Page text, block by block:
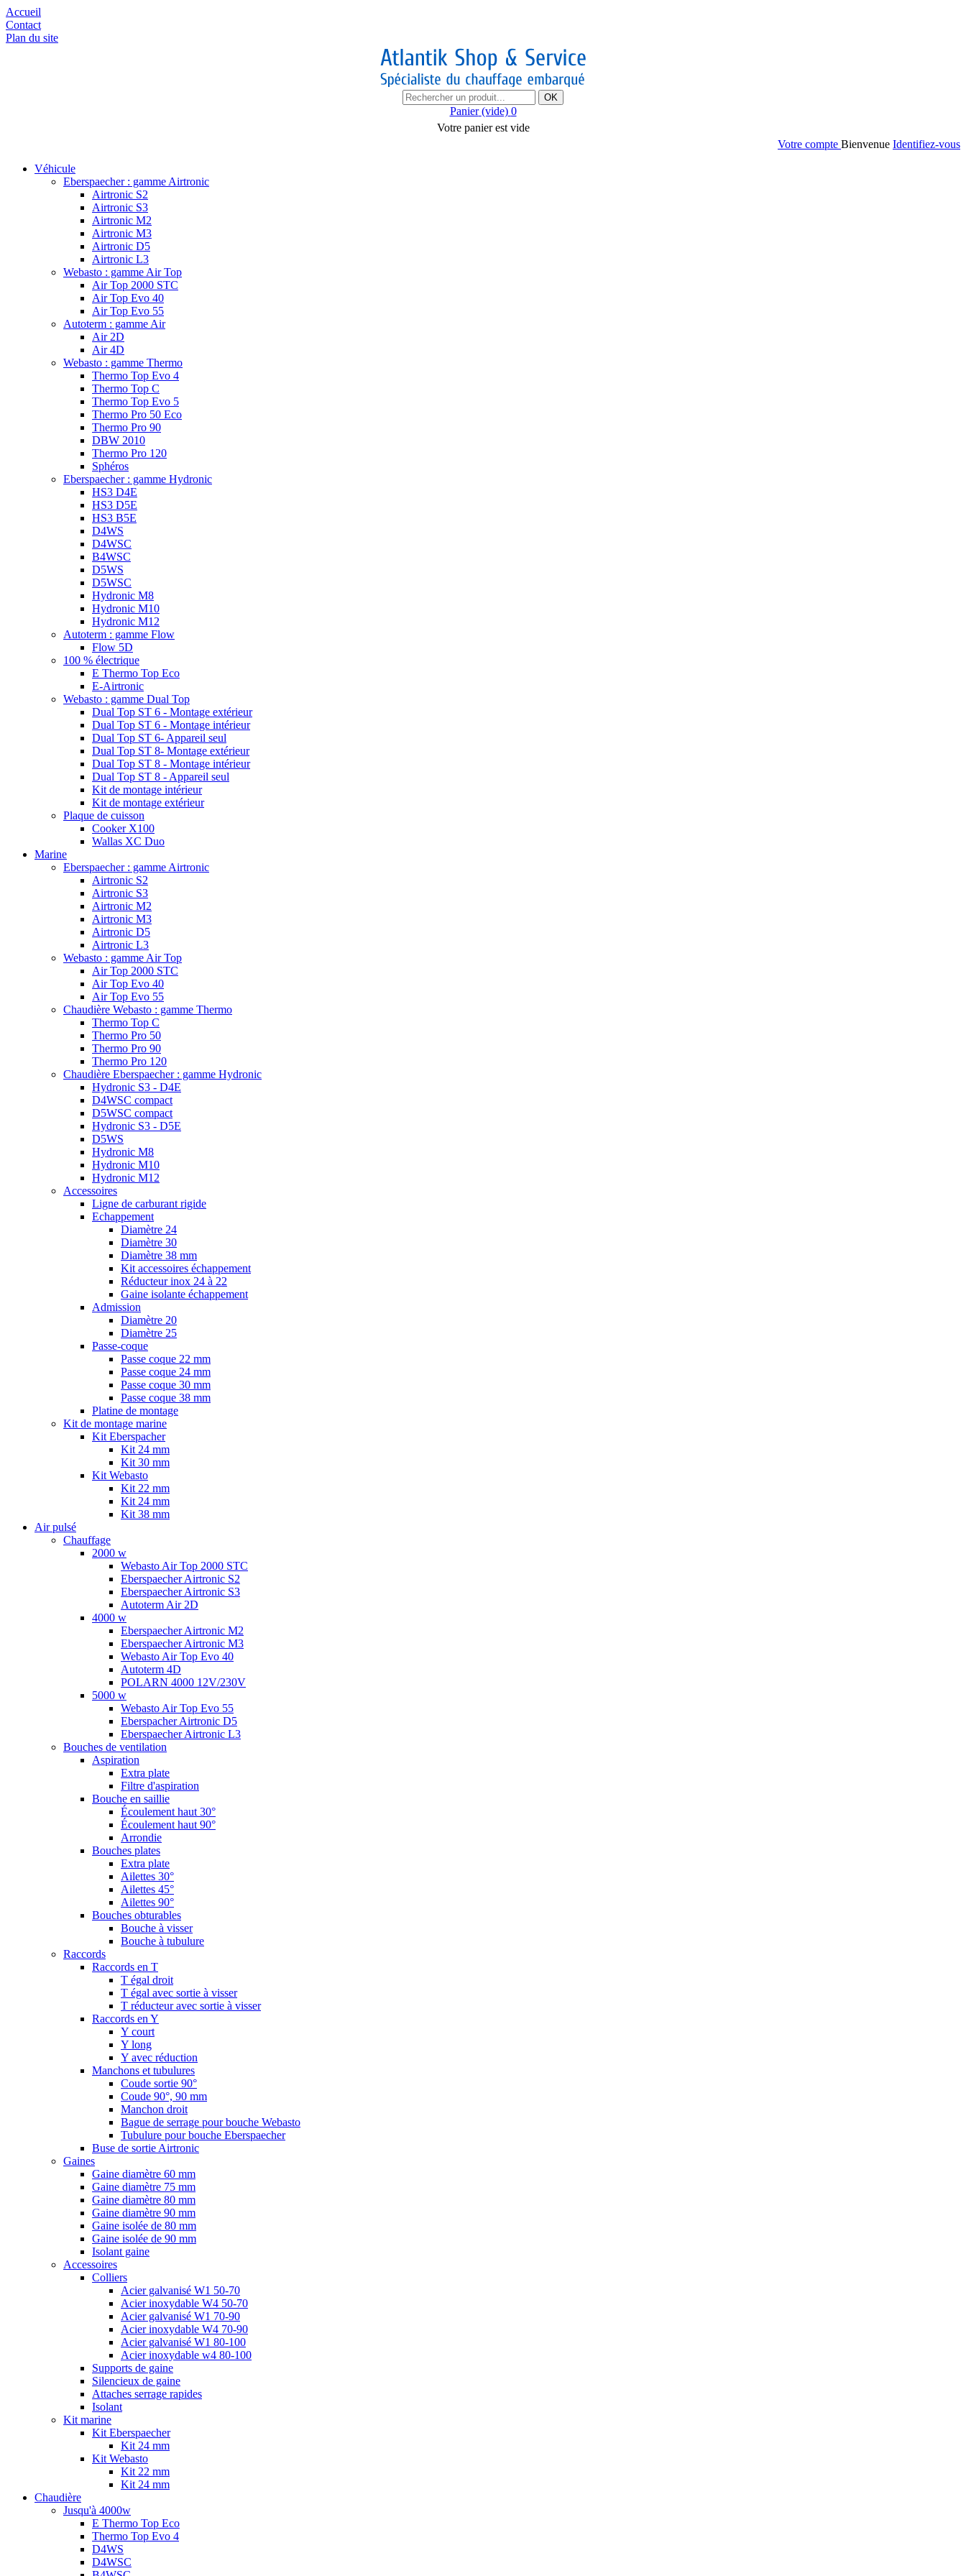
Accueil
Contact
Plan du site
OK
Panier (vide) 0
Votre panier est vide
Votre compte Bienvenue Identifiez-vous
Véhicule
Eberspaecher : gamme Airtronic
Airtronic S2
Airtronic S3
Airtronic M2
Airtronic M3
Airtronic D5
Airtronic L3
Webasto : gamme Air Top
Air Top 2000 STC
Air Top Evo 40
Air Top Evo 55
Autoterm : gamme Air
Air 2D
Air 4D
Webasto : gamme Thermo
Thermo Top Evo 4
Thermo Top C
Thermo Top Evo 5
Thermo Pro 50 Eco
Thermo Pro 90
DBW 2010
Thermo Pro 120
Sphéros
Eberspaecher : gamme Hydronic
HS3 D4E
HS3 D5E
HS3 B5E
D4WS
D4WSC
B4WSC
D5WS
D5WSC
Hydronic M8
Hydronic M10
Hydronic M12
Autoterm : gamme Flow
Flow 5D
100 % électrique
E Thermo Top Eco
E-Airtronic
Webasto : gamme Dual Top
Dual Top ST 6 - Montage extérieur
Dual Top ST 6 - Montage intérieur
Dual Top ST 6- Appareil seul
Dual Top ST 8- Montage extérieur
Dual Top ST 8 - Montage intérieur
Dual Top ST 8 - Appareil seul
Kit de montage intérieur
Kit de montage extérieur
Plaque de cuisson
Cooker X100
Wallas XC Duo
Marine
Eberspaecher : gamme Airtronic
Airtronic S2
Airtronic S3
Airtronic M2
Airtronic M3
Airtronic D5
Airtronic L3
Webasto : gamme Air Top
Air Top 2000 STC
Air Top Evo 40
Air Top Evo 55
Chaudière Webasto : gamme Thermo
Thermo Top C
Thermo Pro 50
Thermo Pro 90
Thermo Pro 120
Chaudière Eberspaecher : gamme Hydronic
Hydronic S3 - D4E
D4WSC compact
D5WSC compact
Hydronic S3 - D5E
D5WS
Hydronic M8
Hydronic M10
Hydronic M12
Accessoires
Ligne de carburant rigide
Echappement
Diamètre 24
Diamètre 30
Diamètre 38 mm
Kit accessoires échappement
Réducteur inox 24 à 22
Gaine isolante échappement
Admission
Diamètre 20
Diamètre 25
Passe-coque
Passe coque 22 mm
Passe coque 24 mm
Passe coque 30 mm
Passe coque 38 mm
Platine de montage
Kit de montage marine
Kit Eberspacher
Kit 24 mm
Kit 30 mm
Kit Webasto
Kit 22 mm
Kit 24 mm
Kit 38 mm
Air pulsé
Chauffage
2000 w
Webasto Air Top 2000 STC
Eberspaecher Airtronic S2
Eberspaecher Airtronic S3
Autoterm Air 2D
4000 w
Eberspaecher Airtronic M2
Eberspaecher Airtronic M3
Webasto Air Top Evo 40
Autoterm 4D
POLARN 4000 12V/230V
5000 w
Webasto Air Top Evo 55
Eberspacher Airtronic D5
Eberspaecher Airtronic L3
Bouches de ventilation
Aspiration
Extra plate
Filtre d'aspiration
Bouche en saillie
Écoulement haut 30°
Écoulement haut 90°
Arrondie
Bouches plates
Extra plate
Ailettes 30°
Ailettes 45°
Ailettes 90°
Bouches obturables
Bouche à visser
Bouche à tubulure
Raccords
Raccords en T
T égal droit
T égal avec sortie à visser
T réducteur avec sortie à visser
Raccords en Y
Y court
Y long
Y avec réduction
Manchons et tubulures
Coude sortie 90°
Coude 90°, 90 mm
Manchon droit
Bague de serrage pour bouche Webasto
Tubulure pour bouche Eberspaecher
Buse de sortie Airtronic
Gaines
Gaine diamètre 60 mm
Gaine diamètre 75 mm
Gaine diamètre 80 mm
Gaine diamètre 90 mm
Gaine isolée de 80 mm
Gaine isolée de 90 mm
Isolant gaine
Accessoires
Colliers
Acier galvanisé W1 50-70
Acier inoxydable W4 50-70
Acier galvanisé W1 70-90
Acier inoxydable W4 70-90
Acier galvanisé W1 80-100
Acier inoxydable w4 80-100
Supports de gaine
Silencieux de gaine
Attaches serrage rapides
Isolant
Kit marine
Kit Eberspaecher
Kit 24 mm
Kit Webasto
Kit 22 mm
Kit 24 mm
Chaudière
Jusqu'à 4000w
E Thermo Top Eco
Thermo Top Evo 4
D4WS
D4WSC